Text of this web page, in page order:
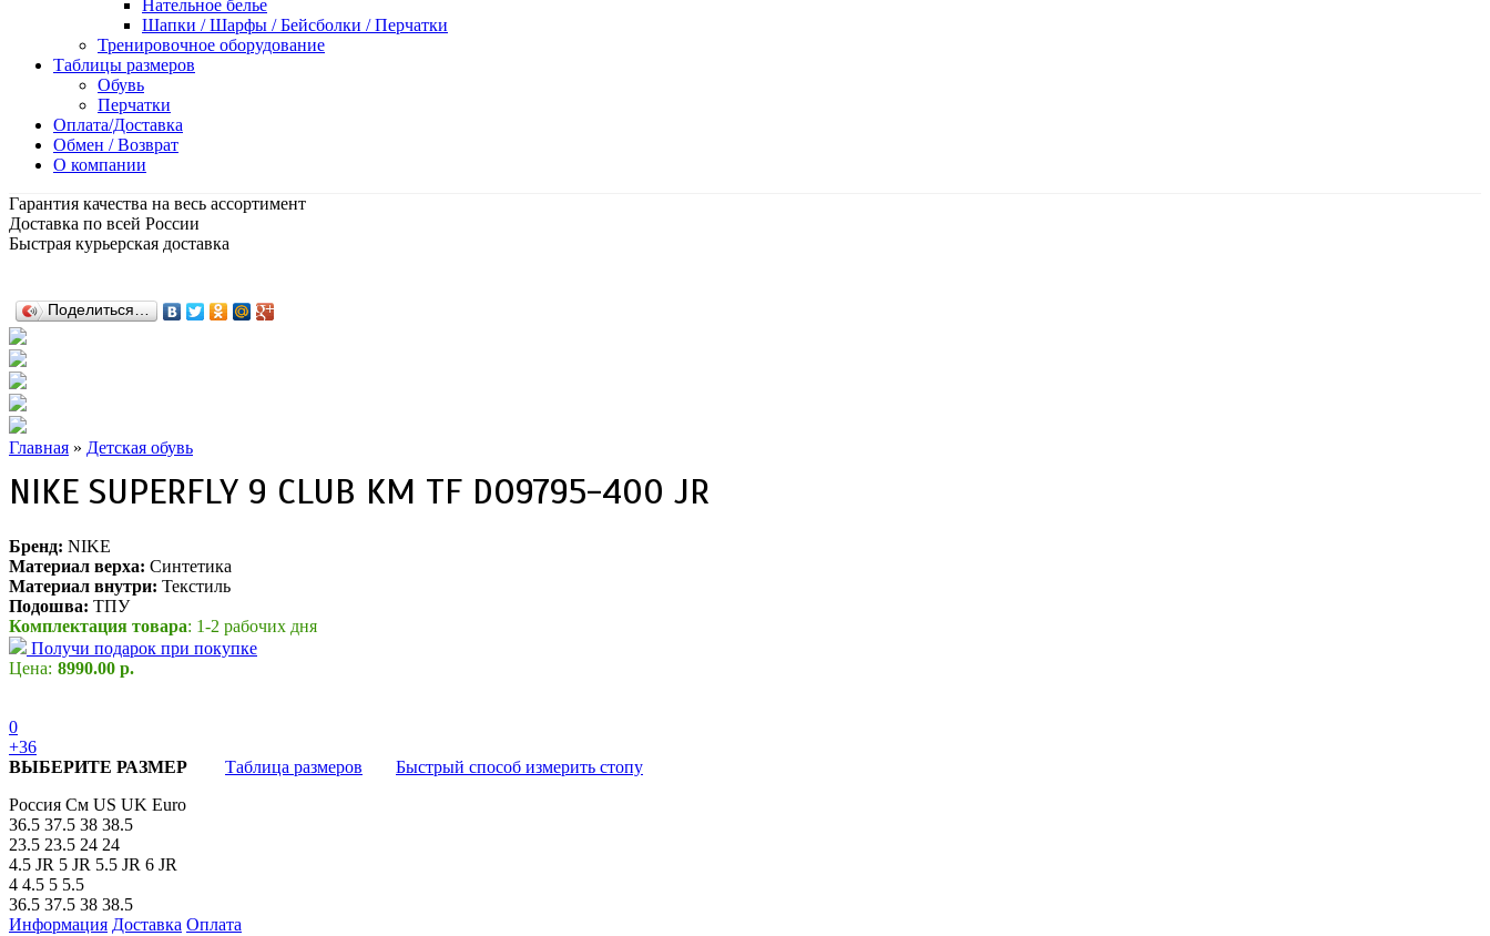
Нательное белье
Шапки / Шарфы / Бейсболки / Перчатки
Тренировочное оборудование
Таблицы размеров
Обувь
Перчатки
Оплата/Доставка
Обмен / Возврат
О компании
Гарантия качества на весь ассортимент
Доставка по всей России
Быстрая курьерская доставка
Поделиться…
Главная » Детская обувь
NIKE SUPERFLY 9 CLUB KM TF DO9795-400 JR
Бренд: NIKE
Материал верха: Синтетика
Материал внутри: Текстиль
Подошва: ТПУ
Комплектация товара: 1-2 рабочих дня
Получи подарок при покупке
Цена: 8990.00 р.
0
+36
ВЫБЕРИТЕ РАЗМЕР
Таблица размеров
Быстрый способ измерить стопу
Россия См US UK Euro
36.5 37.5 38 38.5
23.5 23.5 24 24
4.5 JR 5 JR 5.5 JR 6 JR
4 4.5 5 5.5
36.5 37.5 38 38.5
Информация Доставка Оплата